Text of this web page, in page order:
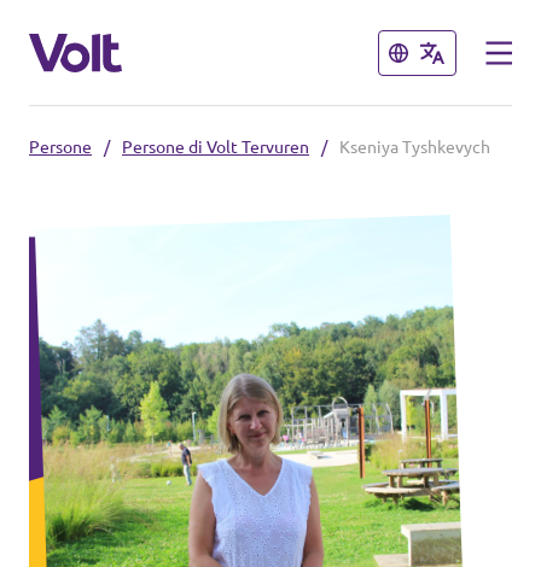
Chiudi
Volt België
Volt België
Chiudi
Politiche
Informazioni su Volt
Persone
Notizie
Persone / Persone di Volt Tervuren / Kseniya Tyshkevych